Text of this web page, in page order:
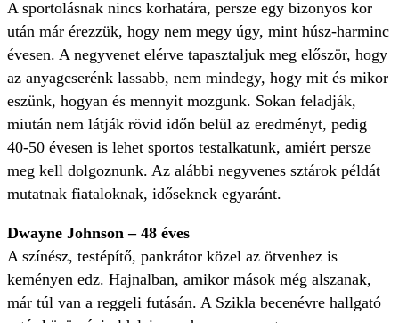
A sportolásnak nincs korhatára, persze egy bizonyos kor
után már érezzük, hogy nem megy úgy, mint húsz-harminc
évesen. A negyvenet elérve tapasztaljuk meg először, hogy
az anyagcserénk lassabb, nem mindegy, hogy mit és mikor
eszünk, hogyan és mennyit mozgunk. Sokan feladják,
miután nem látják rövid időn belül az eredményt, pedig
40-50 évesen is lehet sportos testalkatunk, amiért persze
meg kell dolgoznunk. Az alábbi negyvenes sztárok példát
mutatnak fiataloknak, időseknek egyaránt.
Dwayne Johnson – 48 éves
A színész, testépítő, pankrátor közel az ötvenhez is
keményen edz. Hajnalban, amikor mások még alszanak,
már túl van a reggeli futásán. A Szikla becenévre hallgató